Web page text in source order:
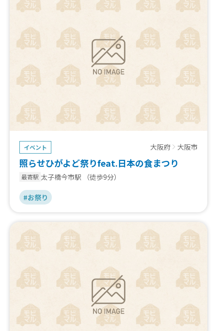
イベント 大阪府 大阪市
照らせひがよど祭りfeat.日本の食まつり
最寄駅 太子橋今市駅 （徒歩9分）
#お祭り